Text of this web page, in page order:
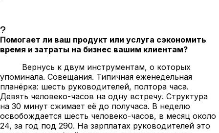
Помогает ли ваш продукт или услуга сэкономить
время и затраты на бизнес вашим клиентам?
Вернусь к двум инструментам, о которых
упоминала. Совещания. Типичная еженедельная
планёрка: шесть руководителей, полтора часа.
Девять человеко-часов на одну встречу. Структура
на 30 минут сжимает её до получаса. В неделю
освобождается шесть человеко-часов, в месяц около
24, за год под 290. На зарплатах руководителей это